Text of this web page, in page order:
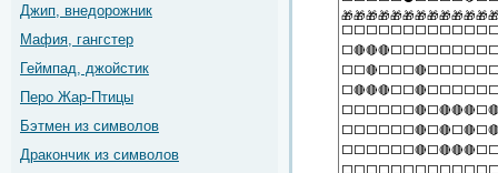
Джип, внедорожник
Мафия, гангстер
Геймпад, джойстик
Перо Жар-Птицы
Бэтмен из символов
Дракончик из символов